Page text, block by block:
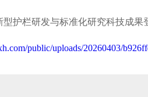
护栏研发与标准化研究科技成果
public/uploads/20260403/